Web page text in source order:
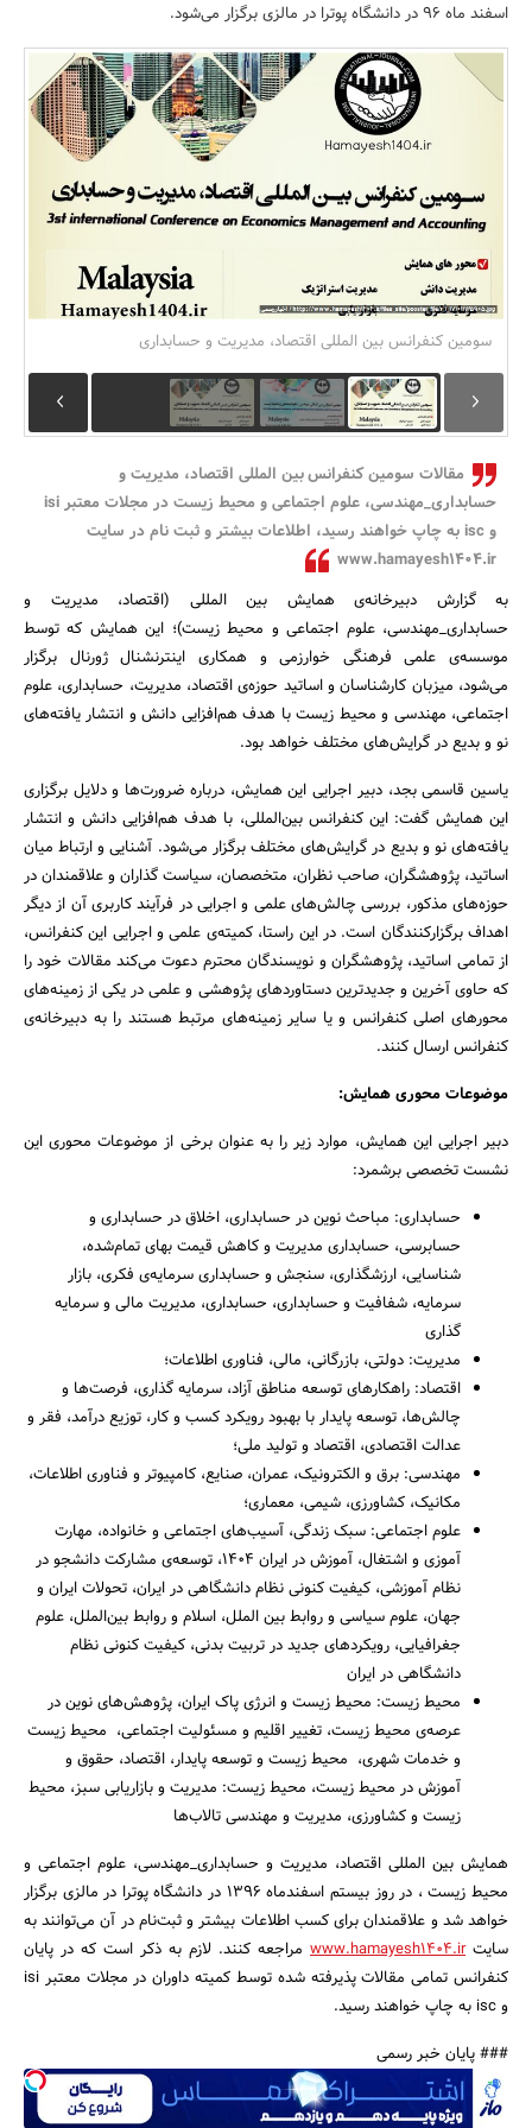
مسکن و ساختمان
جستجو
اسفند ماه 96 در دانشگاه پوترا در مالزی برگزار می‌شود.
سومین کنفرانس بین المللی اقتصاد، مدیریت و حسابداری
مقالات سومین کنفرانس بین المللی اقتصاد، مدیریت و
حسابداری_مهندسی، علوم اجتماعی و محیط زیست در مجلات معتبر isi
و isc به چاپ خواهند رسید، اطلاعات بیشتر و ثبت نام در سایت
www.hamayesh1404.ir
به گزارش دبیرخانه‌ی همایش بین المللی (اقتصاد، مدیریت و
حسابداری_مهندسی، علوم اجتماعی و محیط زیست)؛ این همایش که توسط
موسسه‌ی علمی فرهنگی خوارزمی و همکاری اینترنشنال ژورنال برگزار
می‌شود، میزبان کارشناسان و اساتید حوزه‌ی اقتصاد، مدیریت، حسابداری، علوم
اجتماعی، مهندسی و محیط زیست با هدف هم‌افزایی دانش و انتشار یافته‌های
نو و بدیع در گرایش‌های مختلف خواهد بود.
یاسین قاسمی بجد، دبیر اجرایی این همایش، درباره ضرورت‌ها و دلایل برگزاری
این همایش گفت: این کنفرانس بین‌المللی، با هدف هم‌افزایی دانش و انتشار
یافته‌های نو و بدیع در گرایش‌های مختلف برگزار می‌شود. آشنایی و ارتباط میان
اساتید، پژوهشگران، صاحب نظران، متخصصان، سیاست گذاران و علاقمندان در
حوزه‌های مذکور، بررسی چالش‌های علمی و اجرایی در فرآیند کاربری آن از دیگر
اهداف برگزارکنندگان است. در این راستا، کمیته‌ی علمی و اجرایی این کنفرانس،
از تمامی اساتید، پژوهشگران و نویسندگان محترم دعوت می‌کند مقالات خود را
که حاوی آخرین و جدیدترین دستاوردهای پژوهشی و علمی در یکی از زمینه‌های
محورهای اصلی کنفرانس و یا سایر زمینه‌های مرتبط هستند را به دبیرخانه‌ی
کنفرانس ارسال کنند.
موضوعات محوری همایش:
دبیر اجرایی این همایش، موارد زیر را به عنوان برخی از موضوعات محوری این
نشست تخصصی برشمرد:
حسابداری: مباحث نوین در حسابداری، اخلاق در حسابداری و
حسابرسی، حسابداری مدیریت و کاهش قیمت بهای تمام‌شده،
شناسایی، ارزش‏گذاری، سنجش و حسابداری سرمایه‌ی فکری، بازار
سرمایه، شفافیت و حسابداری، حسابداری، مدیریت مالی و سرمایه
گذاری
مدیریت: دولتی، بازرگانی، مالی، فناوری اطلاعات؛
اقتصاد: راهکارهای توسعه مناطق آزاد، سرمایه گذاری، فرصت‌ها و
چالش‌ها، توسعه پایدار با بهبود رویکرد کسب و کار، توزیع درآمد، فقر و
عدالت اقتصادی، اقتصاد و تولید ملی؛
مهندسی: برق و الکترونیک، عمران، صنایع، کامپیوتر و فناوری اطلاعات،
مکانیک، کشاورزی، شیمی، معماری؛
علوم اجتماعی: سبک زندگی، آسیب‌های اجتماعی و خانواده، مهارت
آموزی و اشتغال، آموزش در ایران 1404، توسعه‌ی مشارکت دانشجو در
نظام آموزشی، کیفیت کنونی نظام دانشگاهی در ایران، تحولات ایران و
جهان، علوم سیاسی و روابط بین الملل، اسلام و روابط بین‌الملل، علوم
جغرافیایی، رویکردهای جدید در تربیت بدنی، کیفیت کنونی نظام
دانشگاهی در ایران
محیط زیست: محیط زیست و انرژی پاک ایران، پژوهش‌های نوین در
عرصه‌ی محیط زیست، تغییر اقلیم و مسئولیت اجتماعی، محیط زیست
و خدمات شهری، محیط زیست و توسعه پایدار، اقتصاد، حقوق و
آموزش در محیط زیست، محیط زیست: مدیریت و بازاریابی سبز، محیط
زیست و کشاورزی، مدیریت و مهندسی تالاب‌ها
همایش بین المللی اقتصاد، مدیریت و حسابداری_مهندسی، علوم اجتماعی و
محیط زیست ، در روز بیستم اسفندماه 1396 در دانشگاه پوترا در مالزی برگزار
خواهد شد و علاقمندان برای کسب اطلاعات بیشتر و ثبت‌نام در آن می‌توانند به
سایتwww.hamayesh1404.ir مراجعه کنند. لازم به ذکر است که در پایان
کنفرانس تمامی مقالات پذیرفته شده توسط کمیته داوران در مجلات معتبر isi
و isc به چاپ خواهند رسید.
### پایان خبر رسمی